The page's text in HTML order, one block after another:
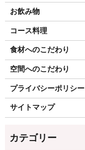
お飲み物
コース料理
食材へのこだわり
空間へのこだわり
プライバシーポリシー
サイトマップ